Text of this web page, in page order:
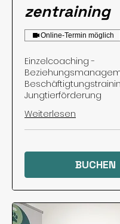
zentraining
Online-Termin möglich
Einzelcoaching -
Jungtierförderung
Weiterlesen
BUCHEN